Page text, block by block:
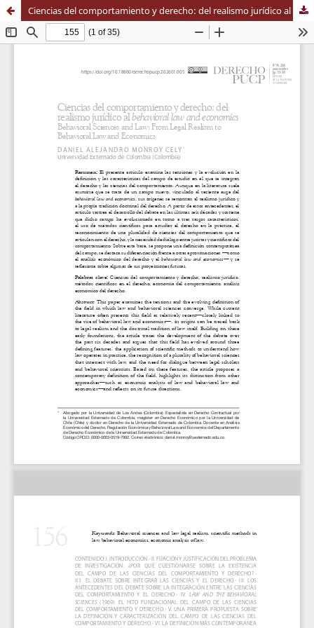
Ciencias del comportamiento y derecho: del realismo jurídico al behavioral law and economics